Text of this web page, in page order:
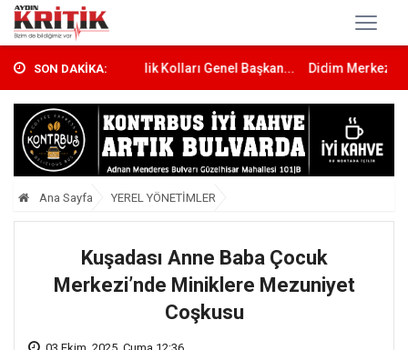
SON DAKİKA:
Ali Övet, Gençlik Kolları Genel Başkan... Didim Merkezli Göçmen
Ana Sayfa YEREL YÖNETİMLER
Kuşadası Anne Baba Çocuk
Merkezi’nde Miniklere Mezuniyet
Coşkusu